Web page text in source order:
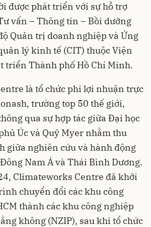
được phát triển với sự hỗ trợ
vấn – Thông tin – Bồi dưỡng
Quản trị doanh nghiệp và Ứng
lý kinh tế (CIT) thuộc Viện
triển Thành phố Hồ Chí Minh.
là tổ chức phi lợi nhuận trực
trường top 50 thế giới,
qua sự hợp tác giữa Đại học
Úc và Quỹ Myer nhằm thu
giữa nghiên cứu và hành động
Nam Á và Thái Bình Dương.
Climateworks Centre đã khởi
chuyển đổi các khu công
thành các khu công nghiệp
không (NZIP), sau khi tổ chức